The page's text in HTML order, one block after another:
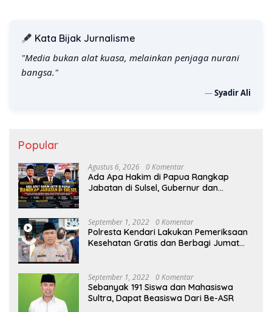
Kata Bijak Jurnalisme
"Media bukan alat kuasa, melainkan penjaga nurani
bangsa."
—Syadir Ali
Popular
Agustus 6, 2026 0 Komentar
Ada Apa Hakim di Papua Rangkap
Jabatan di Sulsel, Gubernur dan
September 1, 2022 0 Komentar
Polresta Kendari Lakukan Pemeriksaan
Kesehatan Gratis dan Berbagi Jumat
September 1, 2022 0 Komentar
Sebanyak 191 Siswa dan Mahasiswa
Sultra, Dapat Beasiswa Dari Be-ASR